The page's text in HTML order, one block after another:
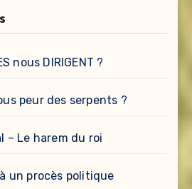
nous DIRIGENT ?
peur des serpents ?
– Le harem du roi
un procès politique